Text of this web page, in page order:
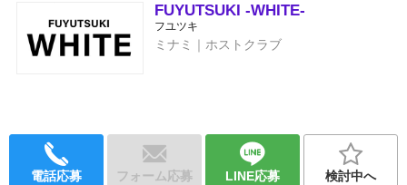
FUYUTSUKI -WHITE-
フユツキ
ミナミ｜ホストクラブ
電話応募 フォーム応募 LINE応募 検討中へ